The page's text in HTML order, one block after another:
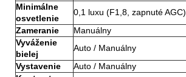
Minimálne
osvetlenie
0,1 luxu (F1,8, zapnuté AGC)
Zameranie
Manuálny
Vyváženie
bielej
Auto / Manuálny
Vystavenie
Auto / Manuálny